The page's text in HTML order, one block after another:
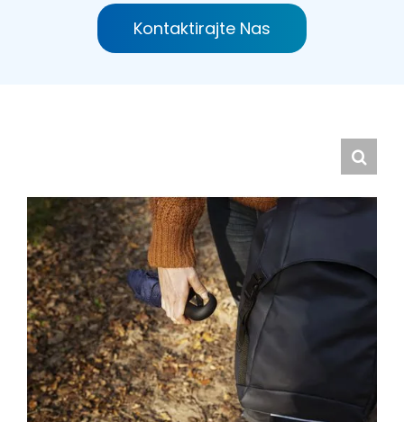
Kontaktirajte Nas